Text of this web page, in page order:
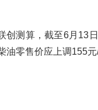
测算，截至6月13
零售价应上调155元/